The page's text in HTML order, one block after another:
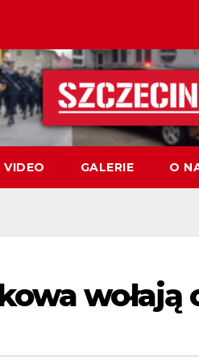
VIDEO GALERIE O
wołają